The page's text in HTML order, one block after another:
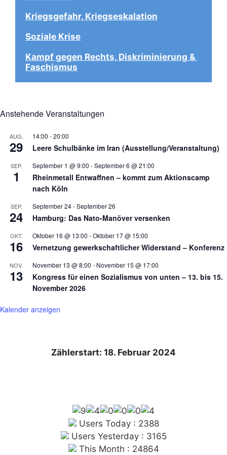
Kriegsgefahr, Kriegseskalation
Soziale Krise
Kampf gegen Rechts, Diskriminierung &
Faschismus
Anstehende Veranstaltungen
AUG.
29
14:00 -20:00
Leere Schulbänke im Iran (Ausstellung/Veranstaltung)
SEP.
1
September 1 @ 9:00 -September 6 @ 21:00
Rheinmetall Entwaffnen – kommt zum Aktionscamp
nach Köln
SEP.
24
September 24-September 26
Hamburg: Das Nato-Manöver versenken
OKT.
16
Oktober 16 @ 13:00 -Oktober 17 @ 15:00
Vernetzung gewerkschaftlicher Widerstand – Konferenz
NOV.
13
November 13 @ 8:00 - November 15 @ 17:00
Kongress für einen Sozialismus von unten – 13. bis 15.
November 2026
Kalender anzeigen
Zählerstart: 18. Februar 2024
Users Today : 2388
Users Yesterday : 3165
This Month : 24864